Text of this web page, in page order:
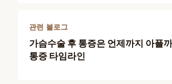
관련 블로그
가슴수술 후 통증은 언제까지 아플
통증 타임라인